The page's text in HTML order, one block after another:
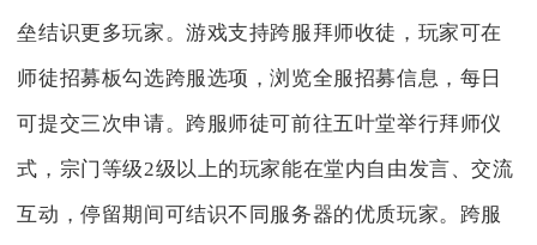
垒结识更多玩家。游戏支持跨服拜师收徒，玩家可在
师徒招募板勾选跨服选项，浏览全服招募信息，每日
可提交三次申请。跨服师徒可前往五叶堂举行拜师仪
式，宗门等级2级以上的玩家能在堂内自由发言、交流
互动，停留期间可结识不同服务器的优质玩家。跨服